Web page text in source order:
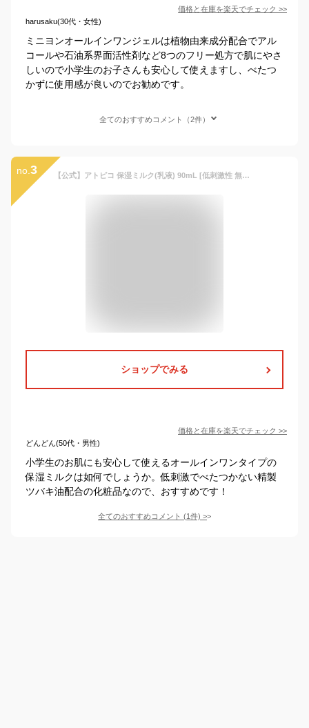
価格と在庫を楽天でチェック >>
harusaku(30代・女性)
ミニヨンオールインワンジェルは植物由来成分配合でアル
コールや石油系界面活性剤など8つのフリー処方で肌にやさ
しいので小学生のお子さんも安心して使えますし、べたつ
かずに使用感が良いのでお勧めです。
全てのおすすめコメント（2件）
no. 3 【公式】アトピコ 保湿ミルク(乳液) 90mL [低刺激性 無香料 無着色 精製ツバキ油配合 オールインワンタイプ 保湿 顔 体 全身 ベビー 子供 大人 スキンケア atopico 大島椿]
ショップでみる
価格と在庫を楽天でチェック >>
どんどん(50代・男性)
小学生のお肌にも安心して使えるオールインワンタイプの
保湿ミルクは如何でしょうか。低刺激でべたつかない精製
ツバキ油配合の化粧品なので、おすすめです！
全てのおすすめコメント (1件) >